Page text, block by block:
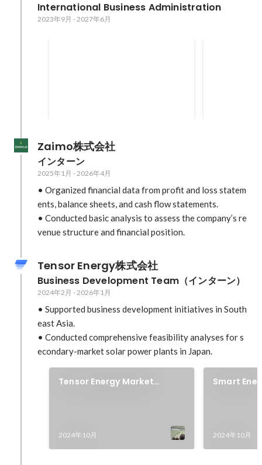
International Business Administration
2023年9月 -2027年6月
Zaimo株式会社
インターン
2025年1月 -2026年4月
• Organized financial data from profit and loss statem
ents, balance sheets, and cash flow statements.
• Conducted basic analysis to assess the company’s re
venue structure and financial position.
Tensor Energy株式会社
Business Development Team（インターン）
2024年2月 -2026年1月
• Supported business development initiatives in South
east Asia.
• Conducted comprehensive feasibility analyses for s
econdary-market solar power plants in Japan.
Tensor Energy Market
2024年10月
Smart
2024年10月